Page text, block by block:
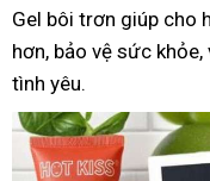
Gel bôi trơn giúp cho
hơn, bảo vệ sức
tình yêu.